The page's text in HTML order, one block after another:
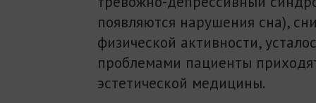
появляются нарушения сна),
физической активности,
проблемами пациенты
эстетической медицины.